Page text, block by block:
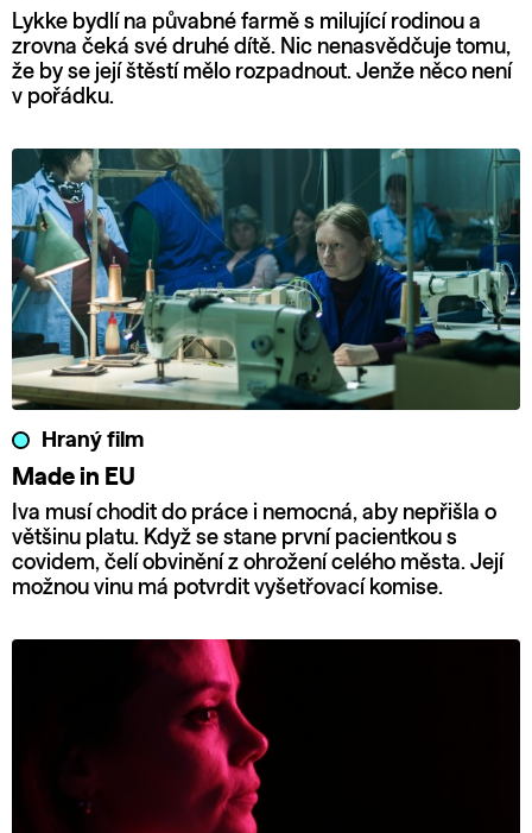
Lykke bydlí na půvabné farmě s milující rodinou a
zrovna čeká své druhé dítě. Nic nenasvědčuje tomu,
že by se její štěstí mělo rozpadnout. Jenže něco není
v pořádku.
Hraný film
Made in EU
Iva musí chodit do práce i nemocná, aby nepřišla o
většinu platu. Když se stane první pacientkou s
covidem, čelí obvinění z ohrožení celého města. Její
možnou vinu má potvrdit vyšetřovací komise.